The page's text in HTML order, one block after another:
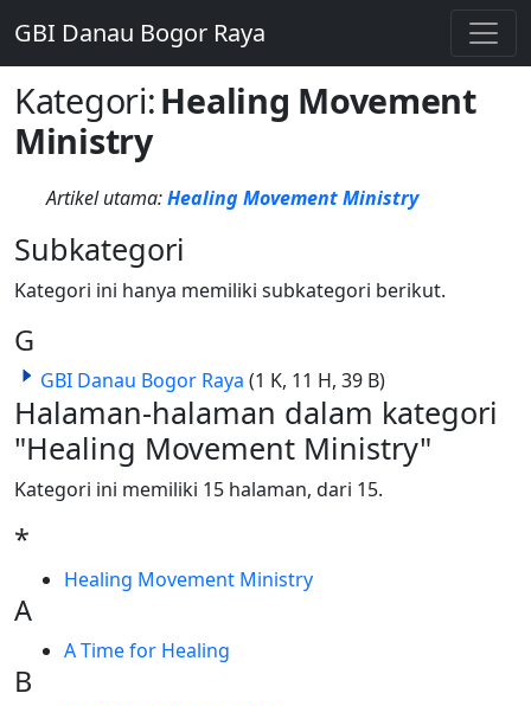
GBI Danau Bogor Raya
Kategori:Healing Movement
Ministry
Artikel utama:Healing Movement Ministry
Subkategori
Kategori ini hanya memiliki subkategori berikut.
G
GBI Danau Bogor Raya (1 K, 11 H, 39 B)
Halaman-halaman dalam kategori
"Healing Movement Ministry"
Kategori ini memiliki 15 halaman, dari 15.
*
Healing Movement Ministry
A
A Time for Healing
B